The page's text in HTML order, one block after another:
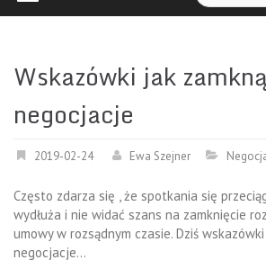
Wskazówki jak
negocjacje
2019-02-24 Ewa Szejner
Często zdarza się , że spotkania się
wydłuża i nie widać szans na zamknięcie
umowy w rozsądnym czasie. Dziś
negocjacje…